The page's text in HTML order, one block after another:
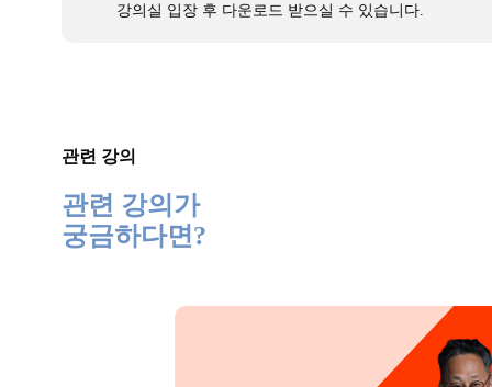
강의실 입장 후 다운로드 받으실 수 있습니다.
관련 강의
관련 강의가
궁금하다면?